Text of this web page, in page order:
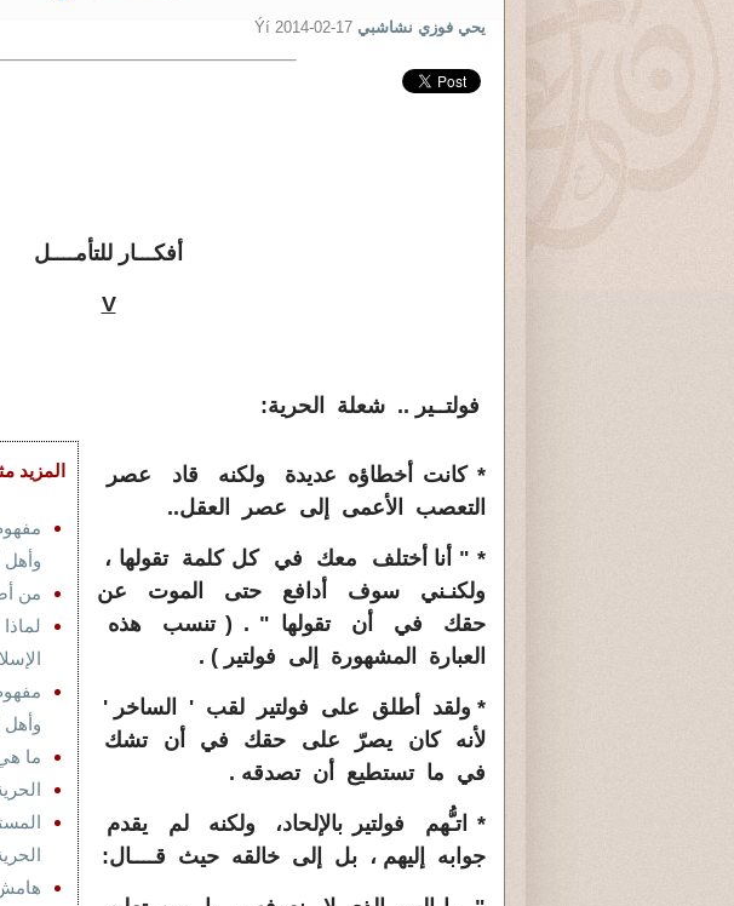
يحي فوزي نشاشبي Ýí 2014-02-17
أفكـــار للتأمــــل
V
فولتــير .. شعلة الحرية:
المزيد
وأهل
من
وأهل
ما
هامش
* كانت أخطاؤه عديدة ولكنه قاد عصر
التعصب الأعمى إلى عصر العقل..
* " أنا أختلف معك في كل كلمة تقولها ،
ولكنـني سوف أدافع حتى الموت عن
حقك في أن تقولها " . ( تنسب هذه
العبارة المشهورة إلى فولتير ) .
* ولقد أطلق على فولتير لقب ' الساخر '
لأنه كان يصرّ على حقك في أن تشك
في ما تستطيع أن تصدقه .
* اتـُّهم فولتير بالإلحاد، ولكنه لم يقدم
جوابه إليهم ، بل إلى خالقه حيث قــــال: